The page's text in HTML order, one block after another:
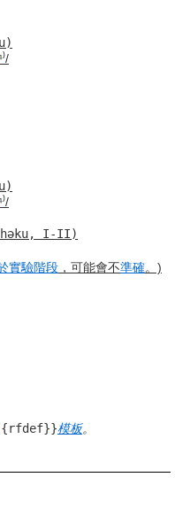
I-II)
實驗階段 ，可能會不準確。)
模板。